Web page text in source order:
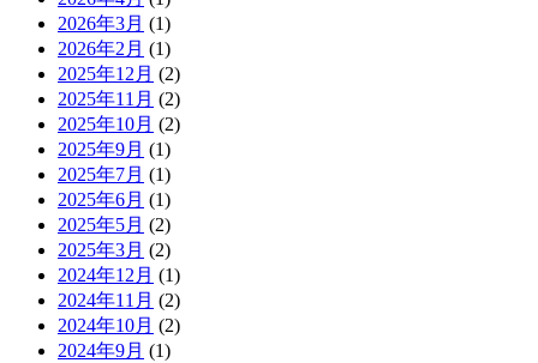
2026年3月 (1)
2026年2月 (1)
2025年12月 (2)
2025年11月 (2)
2025年10月 (2)
2025年9月 (1)
2025年7月 (1)
2025年6月 (1)
2025年5月 (2)
2025年3月 (2)
2024年12月 (1)
2024年11月 (2)
2024年10月 (2)
2024年9月 (1)